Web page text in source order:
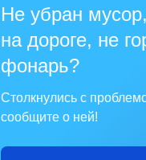
Не убран
на дороге, не
фонарь?
Столкнулись с
сообщите о ней!